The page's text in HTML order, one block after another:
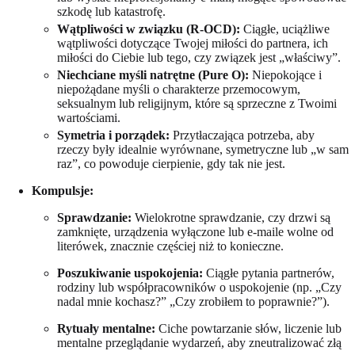
szkodę lub katastrofę.
Wątpliwości w związku (R-OCD): Ciągłe, uciążliwe
wątpliwości dotyczące Twojej miłości do partnera, ich
miłości do Ciebie lub tego, czy związek jest „właściwy”.
Niechciane myśli natrętne (Pure O): Niepokojące i
niepożądane myśli o charakterze przemocowym,
seksualnym lub religijnym, które są sprzeczne z Twoimi
wartościami.
Symetria i porządek: Przytłaczająca potrzeba, aby
rzeczy były idealnie wyrównane, symetryczne lub „w sam
raz”, co powoduje cierpienie, gdy tak nie jest.
Kompulsje:
Sprawdzanie: Wielokrotne sprawdzanie, czy drzwi są
zamknięte, urządzenia wyłączone lub e-maile wolne od
literówek, znacznie częściej niż to konieczne.
Poszukiwanie uspokojenia: Ciągłe pytania partnerów,
rodziny lub współpracowników o uspokojenie (np. „Czy
nadal mnie kochasz?” „Czy zrobiłem to poprawnie?”).
Rytuały mentalne: Ciche powtarzanie słów, liczenie lub
mentalne przeglądanie wydarzeń, aby zneutralizować złą